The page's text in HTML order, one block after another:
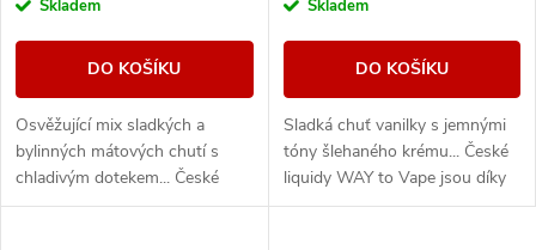
Skladem
DO KOŠÍKU
Osvěžující mix sladkých a
bylinných mátových chutí s
chladivým dotekem... České
liquidy WAY to Vape jsou díky
Skladem
DO KOŠÍKU
Sladká chuť vanilky s jemnými
tóny šlehaného krému... České
liquidy WAY to Vape jsou díky
vyváženému poměru složek